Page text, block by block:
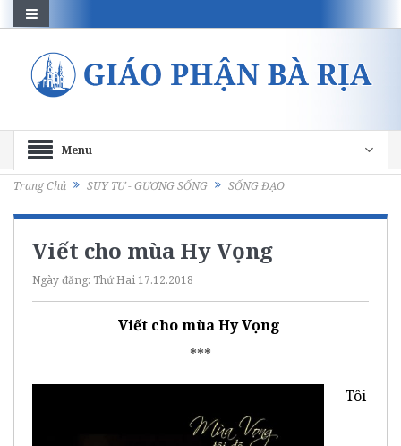
Menu
Trang Chủ SUY TƯ - GƯƠNG SỐNG SỐNG ĐẠO
Viết cho mùa Hy Vọng
Ngày đăng: Thứ Hai 17.12.2018
Viết cho mùa Hy Vọng
***
Tôi